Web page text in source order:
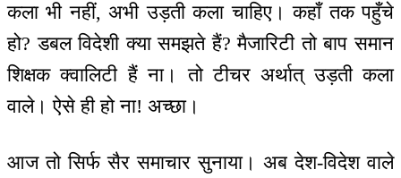
कला भी नहीं, अभी उड़ती कला चाहिए। कहाँ तक पहुँचे
हो? डबल विदेशी क्या समझते हैं? मैजारिटी तो बाप समान
शिक्षक क्वालिटी हैं ना। तो टीचर अर्थात् उड़ती कला
वाले। ऐसे ही हो ना! अच्छा।
आज तो सिर्फ सैर समाचार सुनाया। अब देश-विदेश वाले